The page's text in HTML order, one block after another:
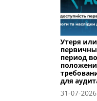
Утеря
период
для
31-07-2026